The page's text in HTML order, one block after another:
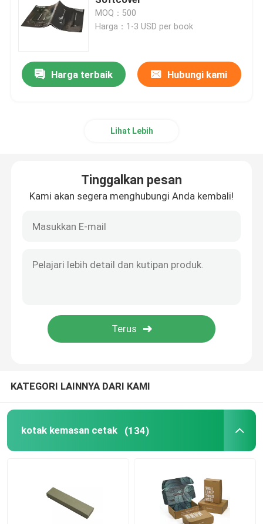
kotak kemasan kosmetik
Kemasan makanan
Kotak Kemasan Sepatu
Kemasan Hadiah Khusus
Tas Hadiah Kertas Daur Ulang
Kemasan Pulp yang Dibentuk
MOQ：500
Harga：1-3 USD per book
Harga terbaik Hubungi kami
Lihat Lebih
Tinggalkan pesan
Kami akan segera menghubungi Anda kembali!
KATEGORI LAINNYA DARI KAMI
kotak kemasan cetak (134)